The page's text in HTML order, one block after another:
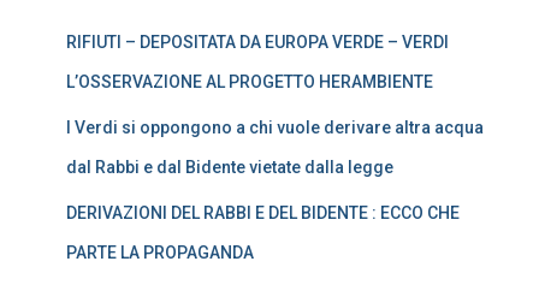
RIFIUTI – DEPOSITATA DA EUROPA VERDE – VERDI
L’OSSERVAZIONE AL PROGETTO HERAMBIENTE
I Verdi si oppongono a chi vuole derivare altra acqua
dal Rabbi e dal Bidente vietate dalla legge
DERIVAZIONI DEL RABBI E DEL BIDENTE : ECCO CHE
PARTE LA PROPAGANDA